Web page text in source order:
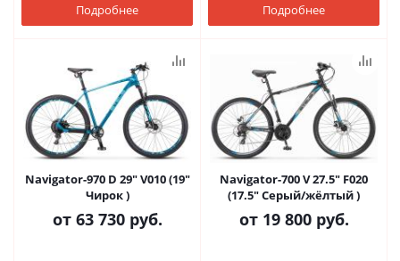
Подробнее Подробнее
Navigator-970 D 29" V010 (19"
Чирок )
от 63 730 руб.
Navigator-700 V 27.5" F020
(17.5" Серый/жёлтый )
от 19 800 руб.